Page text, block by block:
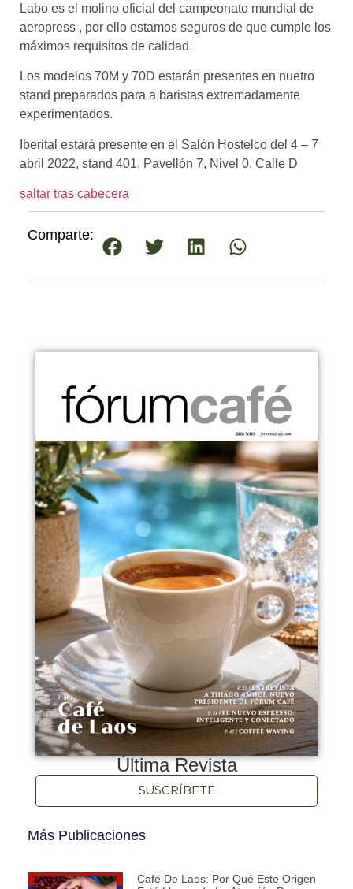
Labo es el molino oficial del campeonato mundial de
aeropress , por ello estamos seguros de que cumple los
máximos requisitos de calidad.
Los modelos 70M y 70D estarán presentes en nuetro
stand preparados para a baristas extremadamente
experimentados.
Iberital estará presente en el Salón Hostelco del 4 – 7
abril 2022, stand 401, Pavellón 7, Nivel 0, Calle D
saltar tras cabecera
Comparte:
Última Revista
SUSCRÍBETE
Más Publicaciones
Café De Laos: Por Qué Este Origen